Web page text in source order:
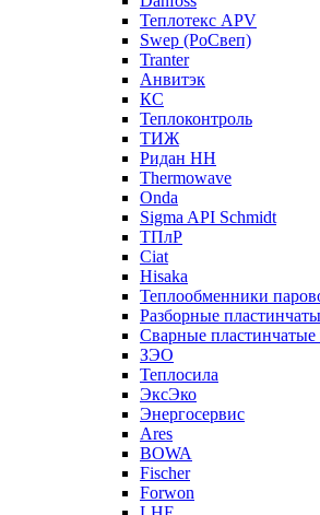
Теплотекс APV
Swep (РоСвеп)
Tranter
Анвитэк
КС
Теплоконтроль
ТИЖ
Ридан НН
Thermowave
Onda
Sigma API Schmidt
ТПлР
Ciat
Hisaka
Теплообменники
Разборные
Сварные
ЗЭО
Теплосила
ЭксЭко
Энергосервис
Ares
BOWA
Fischer
Forwon